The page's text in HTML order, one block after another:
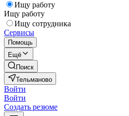
Ищу работу
Ищу работу
Ищу сотрудника
Сервисы
Помощь
Ещё
Поиск
Тельманово
Войти
Войти
Создать резюме